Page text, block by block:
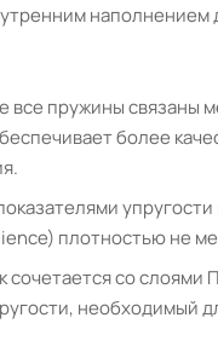
все пружины связаны
более
плотностью не
со слоями
необходимый